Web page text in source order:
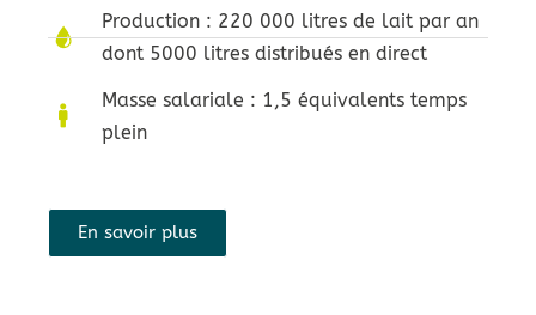
Production : 220 000 litres de lait par an
dont 5000 litres distribués en direct
Masse salariale : 1,5 équivalents temps
plein
En savoir plus